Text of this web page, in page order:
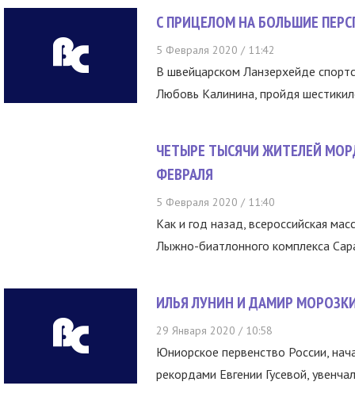
С ПРИЦЕЛОМ НА БОЛЬШИЕ
5 Февраля 2020 / 11:42
В швейцарском Ланзерхейде
Любовь Калинина, пройдя
ЧЕТЫРЕ ТЫСЯЧИ ЖИТЕЛЕЙ
ФЕВРАЛЯ
5 Февраля 2020 / 11:40
Как и год назад, всероссийская
Лыжно-биатлонного комплекса
ИЛЬЯ ЛУНИН И ДАМИР
29 Января 2020 / 10:58
Юниорское первенство России,
рекордами Евгении Гусевой,